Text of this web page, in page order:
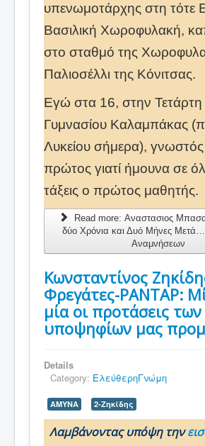
υπενωμοτάρχης στη τότε
Βασιλική Χωροφυλακή,
στο σταθμό της
Παλιοσέλλι της Κόνιτσας.
Εγώ στα 16, στην Τετάρτη
Γυμνασίου Καλαμπάκας
Λυκείου σήμερα),
πρώτος γιατί ήμουνα σε
τάξεις ο πρώτος μαθητής.
Read more: Αναστασιος
δύο Χρόνια και Δυό Μήνες Μετά…
Αναμνήσεων
Κωνσταντίνος
Φρεγάτες-ΡΑΝΤΑΡ:
μία οι προτάσεις των
υποψηφίων μας
Details
Category: ΕλεύθερηΓνώμη
ΑΜΥΝΑ 2-Ζηκίδης
Λαμβάνοντας υπόψη την